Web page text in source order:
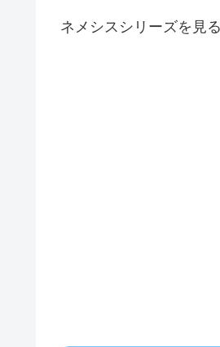
ネメシスシリーズを見